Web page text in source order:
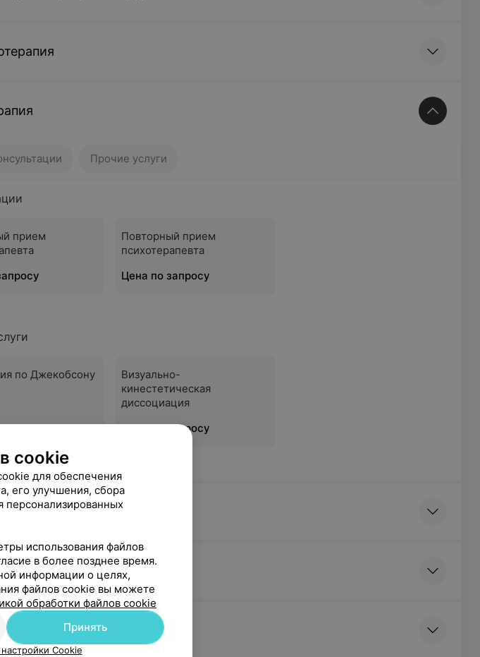
Прочие услуги
Прочие услуги
прием
Повторный прием
психотерапевта
Цена по запросу
по Джекобсону
Визуально-
кинестетическая
диссоциация
Цена по запросу
хирургическое отделение
исследования
cookie
для обеспечения
его улучшения, сбора
персонализированных
использования файлов
в более позднее время.
информации о целях,
файлов cookie вы можете
обработки файлов cookie
Принять
Cookie